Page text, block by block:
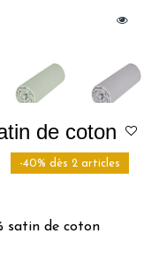
de coton
-40% dès 2 articles
satin de coton